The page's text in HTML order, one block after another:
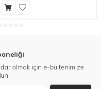
olmak için e-bültenimize